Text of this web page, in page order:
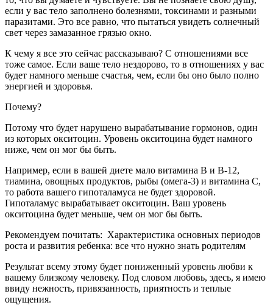
если у вас тело заполнено болезнями, токсинами и разными
паразитами. Это все равно, что пытаться увидеть солнечный
свет через замазанное грязью окно.
К чему я все это сейчас рассказываю? С отношениями все
тоже самое. Если ваше тело нездорово, то в отношениях у вас
будет намного меньше счастья, чем, если бы оно было полно
энергией и здоровья.
Почему?
Потому что будет нарушено вырабатывание гормонов, один
из которых окситоцин. Уровень окситоцина будет намного
ниже, чем он мог бы быть.
Например, если в вашей диете мало витамина В и В-12,
тиамина, овощных продуктов, рыбы (омега-3) и витамина С,
то работа вашего гипоталамуса не будет здоровой.
Гипоталамус вырабатывает окситоцин. Ваш уровень
окситоцина будет меньше, чем он мог бы быть.
Рекомендуем почитать: Характеристика основных периодов
роста и развития ребенка: все что нужно знать родителям
Результат всему этому будет пониженный уровень любви к
вашему близкому человеку. Под словом любовь, здесь, я имею
ввиду нежность, привязанность, приятность и теплые
ощущения.